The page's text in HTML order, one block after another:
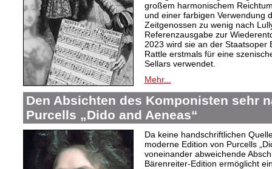
großem harmonischem
und einer farbigen Verwendung
Zeitgenossen zu wenig nach
Referenzausgabe zur
2023 wird sie an der Staatsoper
Rattle erstmals für eine
Sellars verwendet.
Mehr...
Den Absichten des Komponisten sehr
Purcells „Dido and Aeneas“
Da keine handschriftlichen
moderne Edition von Purcells
voneinander abweichende
Bärenreiter-Edition ermöglicht